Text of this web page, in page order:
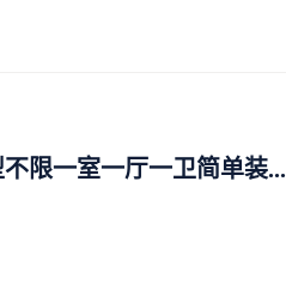
限一室一厅一卫简单装...